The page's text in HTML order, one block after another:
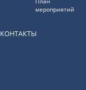
мероприятий
КОНТАКТЫ